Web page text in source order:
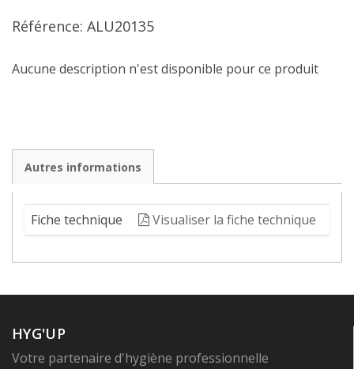
Référence: ALU20135
Aucune description n'est disponible pour ce produit
Autres informations
Fiche technique Visualiser la fiche technique
HYG'UP
Votre partenaire d'hygiène professionnelle